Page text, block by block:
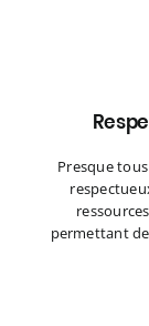
Presque
permettant